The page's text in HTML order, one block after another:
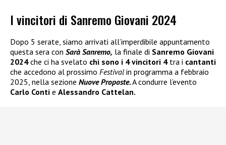
I vincitori di Sanremo Giovani 2024
Dopo 5 serate, siamo arrivati all’imperdibile appuntamento
questa sera con Sarà Sanremo, la finale di Sanremo Giovani
2024che ci ha svelato chi sono i 4 vincitori 4 tra i cantanti
che accedono al prossimo Festival in programma a febbraio
2025, nella sezione Nuove Proposte.A condurre l’evento
Carlo Conti e Alessandro Cattelan.